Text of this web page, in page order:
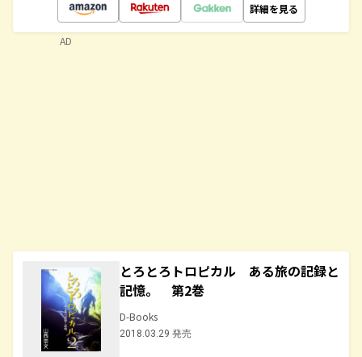
詳細を見る
とろとろトロピカル ある旅の記録と
記憶。 第2巻
D-Books
2018.03.29 発売
AD